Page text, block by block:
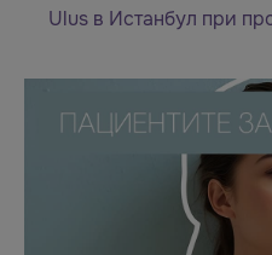
Ulus в Истанбул при